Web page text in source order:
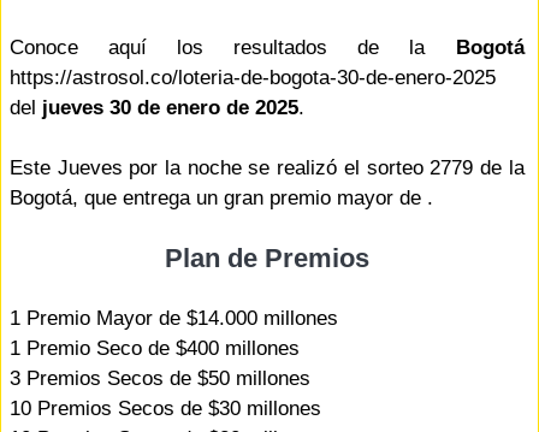
Conoce aquí los resultados de la Bogotá
https://astrosol.co/loteria-de-bogota-30-de-enero-2025
del jueves 30 de enero de 2025.
Este Jueves por la noche se realizó el sorteo 2779 de la
Bogotá, que entrega un gran premio mayor de .
Plan de Premios
1 Premio Mayor de $14.000 millones
1 Premio Seco de $400 millones
3 Premios Secos de $50 millones
10 Premios Secos de $30 millones